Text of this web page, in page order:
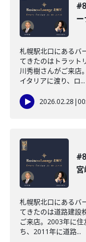
札幌駅北口にあるバ
てきたのはトラット
川秀樹さんがご来店
イタリアに渡り、ロ...
2026.02.28 |
札幌駅北口にあるバ
てきたのは道路建設
ご来店。2003年に
ち、2011年に道路...